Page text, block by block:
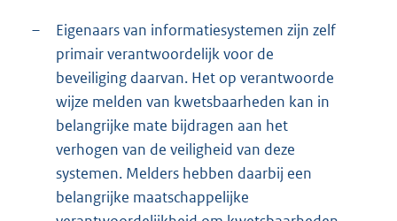
–
Eigenaars van informatiesystemen zijn zelf
primair verantwoordelijk voor de
beveiliging daarvan. Het op verantwoorde
wijze melden van kwetsbaarheden kan in
belangrijke mate bijdragen aan het
verhogen van de veiligheid van deze
systemen. Melders hebben daarbij een
belangrijke maatschappelijke